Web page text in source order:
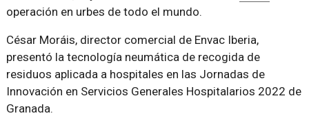
operación en urbes de todo el mundo.
César Moráis, director comercial de Envac Iberia,
presentó la tecnología neumática de recogida de
residuos aplicada a hospitales en las Jornadas de
Innovación en Servicios Generales Hospitalarios 2022 de
Granada.